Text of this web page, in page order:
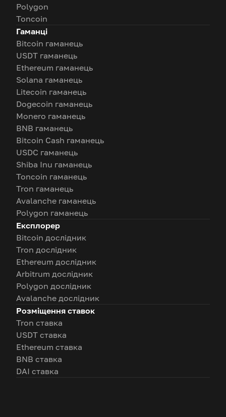
Polygon
Toncoin
Гаманці
Bitcoin гаманець
USDT гаманець
Ethereum гаманець
Solana гаманець
Litecoin гаманець
Dogecoin гаманець
Monero гаманець
BNB гаманець
Bitcoin Cash гаманець
USDC гаманець
Shiba Inu гаманець
Toncoin гаманець
Tron гаманець
Avalanche гаманець
Polygon гаманець
Експлорер
Bitcoin дослідник
Tron дослідник
Ethereum дослідник
Arbitrum дослідник
Polygon дослідник
Avalanche дослідник
Розміщення ставок
Tron ставка
USDT ставка
Ethereum ставка
BNB ставка
DAI ставка